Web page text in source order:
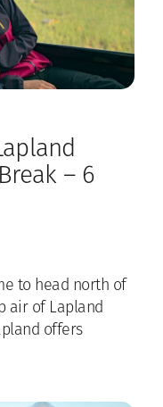
– 6
to head north of
air of Lapland
offers